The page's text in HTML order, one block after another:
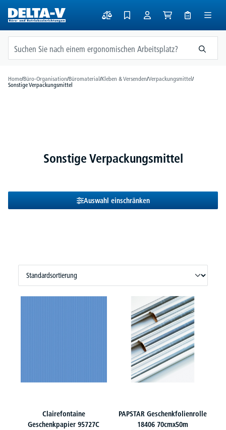
springen
Home/Büro-Organisation/Büromaterial/Kleben & Versenden/Verpackungsmittel/
Sonstige Verpackungsmittel
Sonstige Verpackungsmittel
Auswahl einschränken
Clairefontaine
Geschenkpapier 95727C
PAPSTAR Geschenkfolienrolle
18406 70cmx50m